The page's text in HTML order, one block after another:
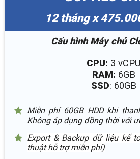
12 tháng x
Cấu hình Máy chủ
CPU: 3 vCPU
RAM: 6GB
SSD: 60GB
Miễn phí 60GB HDD khi
Không áp dụng đồng thời với
Export & Backup dữ liệu kế
thuật hỗ trợ miễn phí)